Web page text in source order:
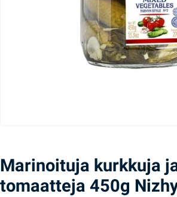
Marinoituja kurkkuja
tomaatteja 450g